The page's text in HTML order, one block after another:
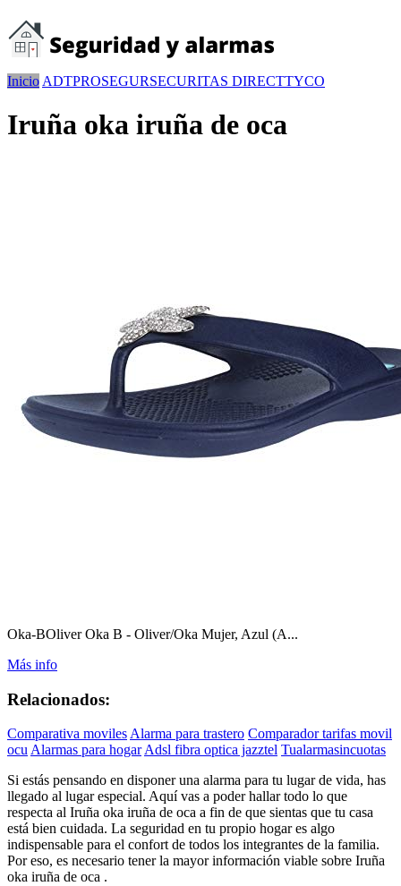
Inicio ADTPROSEGURSECURITAS DIRECTTYCO
Iruña oka iruña de oca
Oka-BOliver Oka B - Oliver/Oka Mujer, Azul (A...
Más info
Relacionados:
Comparativa moviles Alarma para trastero Comparador tarifas movil
ocu Alarmas para hogar Adsl fibra optica jazztel Tualarmasincuotas
Si estás pensando en disponer una alarma para tu lugar de vida, has
llegado al lugar especial. Aquí vas a poder hallar todo lo que
respecta al Iruña oka iruña de oca a fin de que sientas que tu casa
está bien cuidada. La seguridad en tu propio hogar es algo
indispensable para el confort de todos los integrantes de la familia.
Por eso, es necesario tener la mayor información viable sobre Iruña
oka iruña de oca .